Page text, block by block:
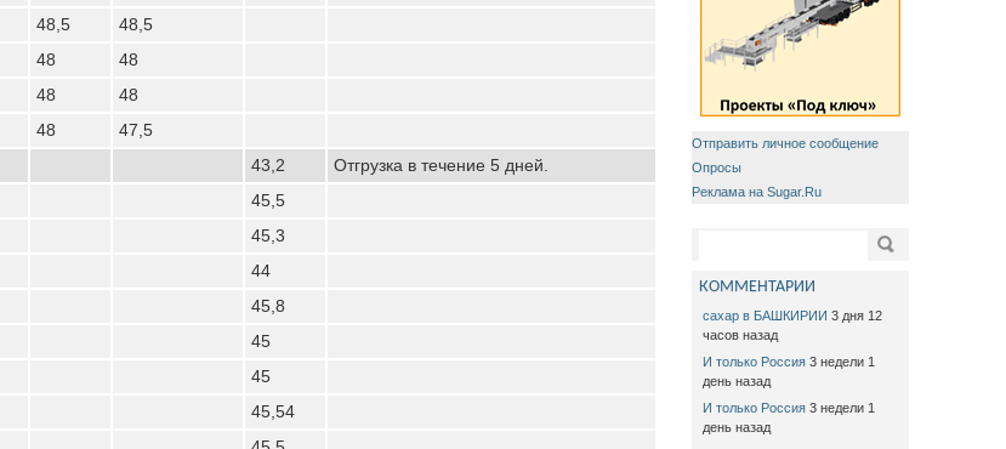
48,5
48,5
48
48
48
48
48
47,5
43,2 Отгрузка в течение 5 дней.
45,5
45,3
44
45,8
45
45
45,54
Отправить личное сообщение
Опросы
Реклама на Sugar.Ru
Поиск
КОММЕНТАРИИ
сахар в БАШКИРИИ 3 дня 12
часов назад
И только Россия 3 недели 1
день назад
И только Россия 3 недели 1
день назад